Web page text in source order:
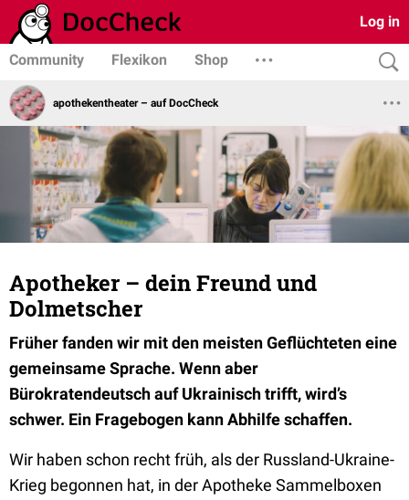
Log in
Community Flexikon Shop
apothekentheater – auf DocCheck
Apotheker – dein Freund und
Dolmetscher
Früher fanden wir mit den meisten Geflüchteten eine
gemeinsame Sprache. Wenn aber
Bürokratendeutsch auf Ukrainisch trifft, wird’s
schwer. Ein Fragebogen kann Abhilfe schaffen.
Wir haben schon recht früh, als der Russland-Ukraine-
Krieg begonnen hat, in der Apotheke Sammelboxen